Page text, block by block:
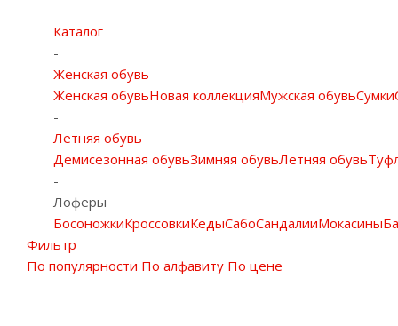
-
Каталог
-
Женская обувь
Женская обувьНовая коллекцияМужская обувьСумки
-
Летняя обувь
Демисезонная обувьЗимняя обувьЛетняя обувь
-
Лоферы
БосоножкиКроссовкиКедыСабоСандалииМокасины
Фильтр
По популярности По алфавиту По цене